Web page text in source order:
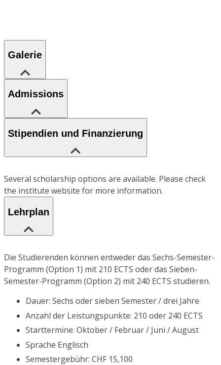
Galerie
Admissions
Stipendien und Finanzierung
Several scholarship options are available. Please check
the institute website for more information.
Lehrplan
Die Studierenden können entweder das Sechs-Semester-
Programm (Option 1) mit 210 ECTS oder das Sieben-
Semester-Programm (Option 2) mit 240 ECTS studieren.
Dauer: Sechs oder sieben Semester / drei Jahre
Anzahl der Leistungspunkte: 210 oder 240 ECTS
Starttermine: Oktober / Februar / Juni / August
Sprache Englisch
Semestergebühr: CHF 15,100